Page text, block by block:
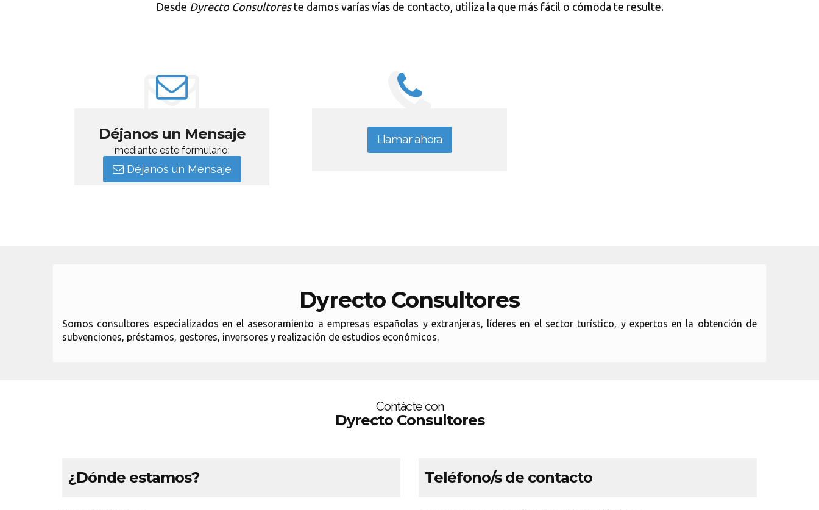
Desde Dyrecto Consultoreste damos varías vías de contacto, utiliza la que más fácil o cómoda te resulte.
Déjanos un Mensaje
mediante este formulario:
Déjanos un Mensaje
Llamar ahora
Dyrecto Consultores
Somos consultores especializados en el asesoramiento a empresas españolas y extranjeras, líderes en el sector turístico, y expertos en la obtención de
subvenciones, préstamos, gestores, inversores y realización de estudios económicos.
Contácte con
Dyrecto Consultores
¿Dónde estamos? Teléfono/s de contacto